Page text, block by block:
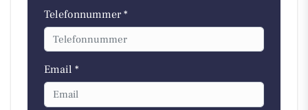
Telefonnummer *
Email *